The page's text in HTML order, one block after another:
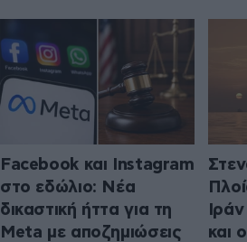
Facebook και Instagram
στο εδώλιο: Νέα
δικαστική ήττα για τη
Meta με αποζημιώσεις
και